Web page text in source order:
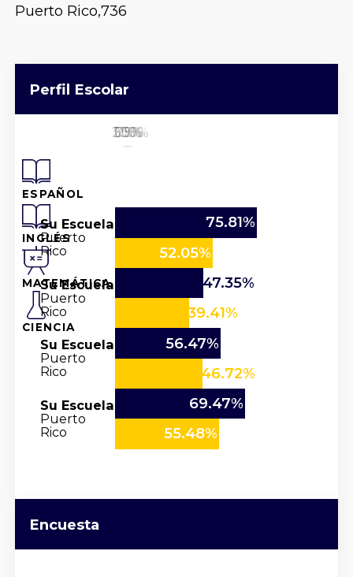
Puerto Rico,736
Perfil Escolar
ESPAÑOL
INGLÉS
MATEMÁTICA
CIENCIA
Su Escuela
Puerto
Rico
75.81%
52.05%
Su Escuela
Puerto
Rico
47.35%
39.41%
Su Escuela
Puerto
Rico
56.47%
46.72%
Su Escuela
Puerto
Rico
69.47%
55.48%
0%
25%
50%
75%
100%
Encuesta